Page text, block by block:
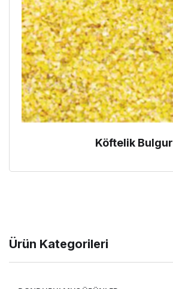
Köftelik Bulgur
Ürün Kategorileri